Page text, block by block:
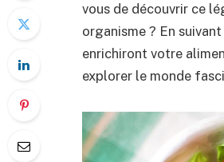
vous de découvrir ce
organisme ? En
enrichiront votre
explorer le monde